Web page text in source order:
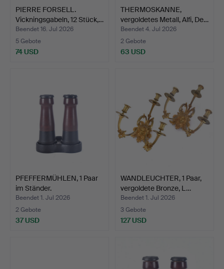
PIERRE FORSELL.
Vickningsgabeln, 12 Stück,…
Beendet 16. Jul 2026
5 Gebote
74 USD
THERMOSKANNE,
vergoldetes Metall, Alfi, De…
Beendet 4. Jul 2026
2 Gebote
63 USD
PFEFFERMÜHLEN, 1 Paar
im Ständer.
Beendet 1. Jul 2026
2 Gebote
37 USD
WANDLEUCHTER, 1 Paar,
vergoldete Bronze, L…
Beendet 1. Jul 2026
3 Gebote
127 USD